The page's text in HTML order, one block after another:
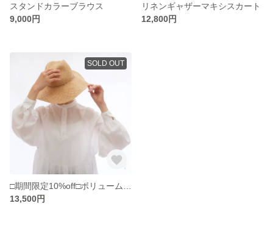
スタンドカラーブラウス
9,000円
リネンギャザーマキシスカート
12,800円
SOLD OUT
13,500円